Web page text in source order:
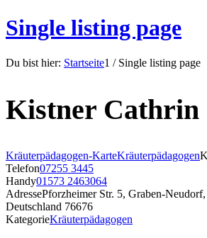
Single listing page
Du bist hier: Startseite1 / Single listing page
Kistner Cathrin
Kräuterpädagogen-KarteKräuterpädagogen
Telefon07255 3445
Handy01573 2463064
AdressePforzheimer Str. 5, Graben-
Deutschland 76676
KategorieKräuterpädagogen